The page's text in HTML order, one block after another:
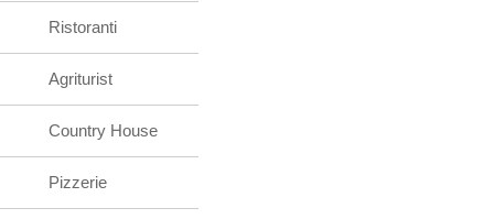
Ristoranti
Agriturist
Country House
Pizzerie